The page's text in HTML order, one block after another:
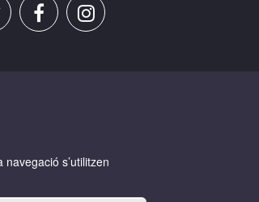
s’utilitzen